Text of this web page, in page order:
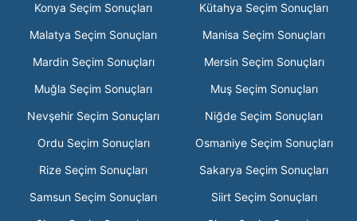
Konya Seçim Sonuçları
Kütahya Seçim Sonuçları
Malatya Seçim Sonuçları
Manisa Seçim Sonuçları
Mardin Seçim Sonuçları
Mersin Seçim Sonuçları
Muğla Seçim Sonuçları
Muş Seçim Sonuçları
Nevşehir Seçim Sonuçları
Niğde Seçim Sonuçları
Ordu Seçim Sonuçları
Osmaniye Seçim Sonuçları
Rize Seçim Sonuçları
Sakarya Seçim Sonuçları
Samsun Seçim Sonuçları
Siirt Seçim Sonuçları